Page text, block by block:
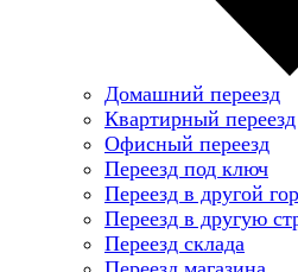
Домашний переезд
Квартирный переезд
Офисный переезд
Переезд под ключ
Переезд в другой
Переезд в другую
Переезд склада